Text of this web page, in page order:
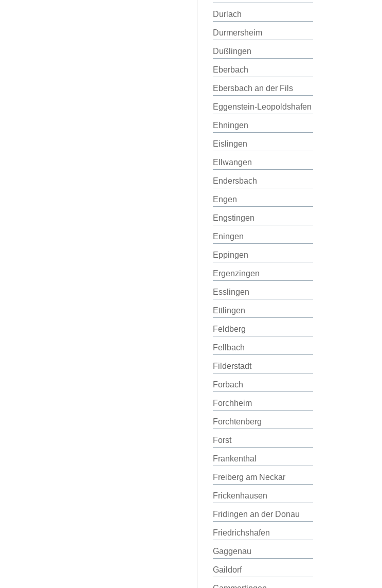
Durlach
Durmersheim
Dußlingen
Eberbach
Ebersbach an der Fils
Eggenstein-Leopoldshafen
Ehningen
Eislingen
Ellwangen
Endersbach
Engen
Engstingen
Eningen
Eppingen
Ergenzingen
Esslingen
Ettlingen
Feldberg
Fellbach
Filderstadt
Forbach
Forchheim
Forchtenberg
Forst
Frankenthal
Freiberg am Neckar
Frickenhausen
Fridingen an der Donau
Friedrichshafen
Gaggenau
Gaildorf